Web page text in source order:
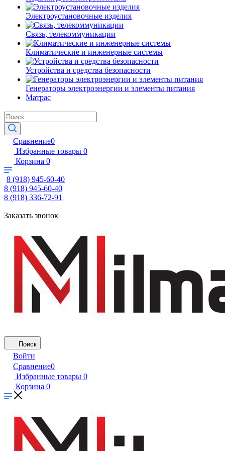
Электроустановочные изделия
Связь, телекоммуникации
Климатические и инженерные системы
Устройства и средства безопасности
Генераторы электроэнергии и элементы питания
Матрас
Сравнение0
Избранные товары 0
Корзина 0
8 (918) 945-60-40
8 (918) 945-60-40
8 (918) 336-72-91
Заказать звонок
Поиск
Войти
Сравнение0
Избранные товары 0
Корзина 0